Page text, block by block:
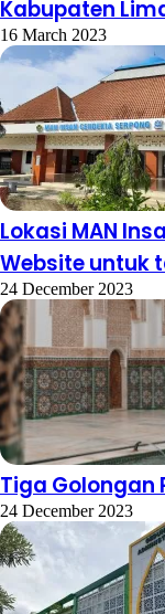
Kabupaten
16 March 2023
Lokasi MAN
Website untuk
24 December 2023
Tiga Golongan
24 December 2023